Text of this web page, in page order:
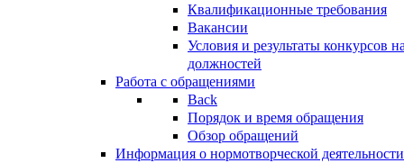
Квалификационные требования
Вакансии
Условия и результаты конкурсов
должностей
Работа с обращениями
Back
Порядок и время обращения
Обзор обращений
Информация о нормотворческой деятельности